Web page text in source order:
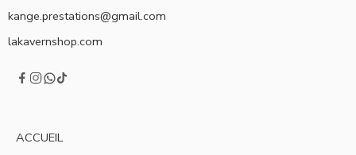
kange.prestations@gmail.com
lakavernshop.com
ACCUEIL